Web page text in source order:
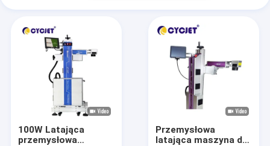
100W Latająca
przemysłowa
Przemysłowa
latająca maszyna do